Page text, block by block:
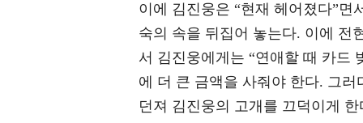
이에 김진웅은 “현재 헤어졌다”면
숙의 속을 뒤집어 놓는다. 이에 전
서 김진웅에게는 “연애할 때 카드
에 더 큰 금액을 사줘야 한다. 그
던져 김진웅의 고개를 끄덕이게 한